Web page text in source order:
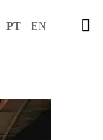
PT EN